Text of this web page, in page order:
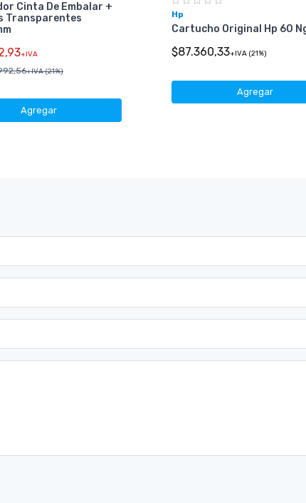
Cinta De Embalar +
Transparentes
+IVA
+IVA (21%)
Agregar
Hp
Cartucho Original Hp 60
$87.360,33+IVA (21%)
Agregar